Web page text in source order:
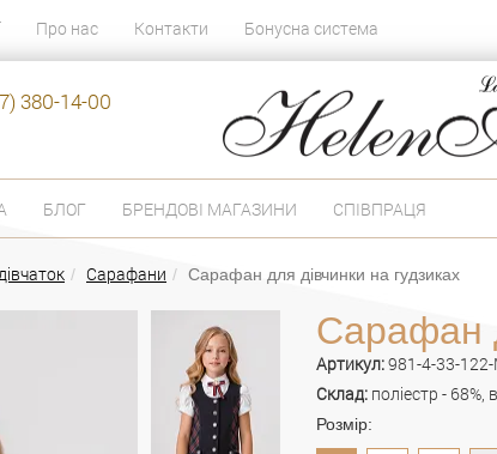
Про нас Контакти Бонусна система
380-14-00
БЛОГ БРЕНДОВІ МАГАЗИНИ СПІВПРАЦЯ
Сарафани Сарафан для дівчинки на гудзиках
Сарафан
Артикул:981-4-33-122-
Склад: поліестр - 68%,
Розмір: